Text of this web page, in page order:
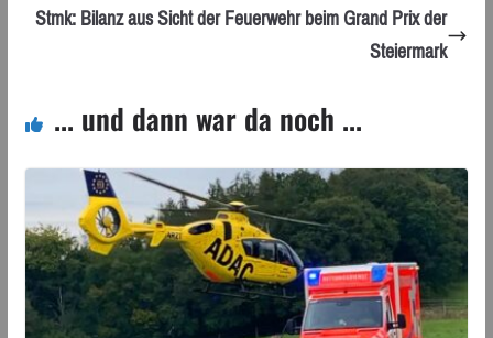
Stmk: Bilanz aus Sicht der Feuerwehr beim Grand Prix der
Steiermark
... und dann war da noch ...